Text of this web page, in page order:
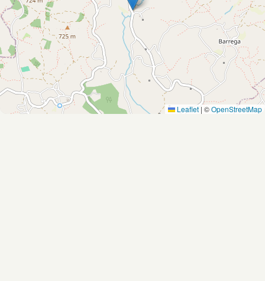
Leaflet | ©OpenStreetMap